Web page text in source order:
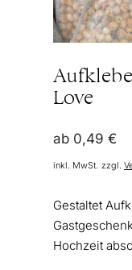
Love
ab 0,49 €
inkl. MwSt. zzgl.
Gestaltet
Hochzeit